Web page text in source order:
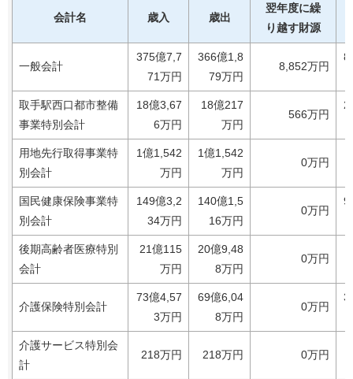
会計名 歳入 歳出
翌年度に繰
り越す財源
一般会計
375億7,7
71万円
366億1,8
79万円
8,852万円
8
取手駅西口都市整備
事業特別会計
18億3,67
6万円
18億217
万円
566万円
用地先行取得事業特
別会計
1億1,542
万円
1億1,542
万円
0万円
国民健康保険事業特
別会計
149億3,2
34万円
140億1,5
16万円
0万円
9
後期高齢者医療特別
会計
21億115
万円
20億9,48
8万円
0万円
介護保険特別会計
73億4,57
3万円
69億6,04
8万円
0万円
3
介護サービス特別会
計
218万円 218万円 0万円